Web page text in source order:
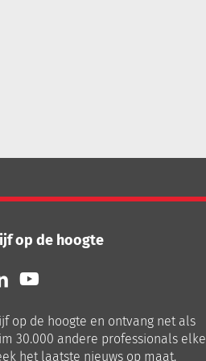
op de hoogte
Volg
ons
Youtube
op de hoogte en ontvang net als
30.000 andere professionals elke
het laatste nieuws op maat.